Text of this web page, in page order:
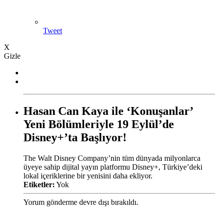
Tweet
X
Gizle
Hasan Can Kaya ile ‘Konuşanlar’
Yeni Bölümleriyle 19 Eylül’de
Disney+’ta Başlıyor!
The Walt Disney Company’nin tüm dünyada milyonlarca
üyeye sahip dijital yayın platformu Disney+, Türkiye’deki
lokal içeriklerine bir yenisini daha ekliyor.
Etiketler: Yok
Yorum gönderme devre dışı bırakıldı.